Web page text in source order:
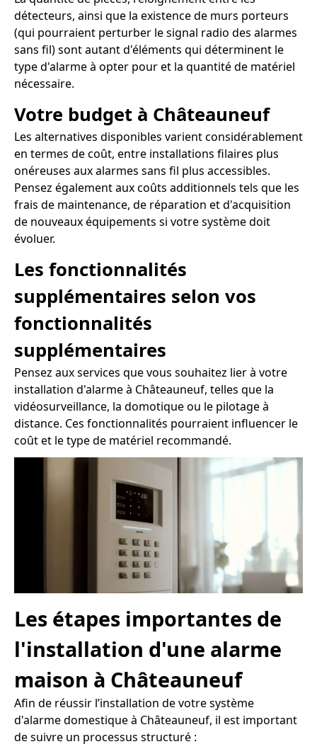
détecteurs, ainsi que la existence de murs porteurs
(qui pourraient perturber le signal radio des alarmes
sans fil) sont autant d'éléments qui déterminent le
type d'alarme à opter pour et la quantité de matériel
nécessaire.
Votre budget à Châteauneuf
Les alternatives disponibles varient considérablement
en termes de coût, entre installations filaires plus
onéreuses aux alarmes sans fil plus accessibles.
Pensez également aux coûts additionnels tels que les
frais de maintenance, de réparation et d'acquisition
de nouveaux équipements si votre système doit
évoluer.
Les fonctionnalités
supplémentaires selon vos
fonctionnalités
supplémentaires
Pensez aux services que vous souhaitez lier à votre
installation d'alarme à Châteauneuf, telles que la
vidéosurveillance, la domotique ou le pilotage à
distance. Ces fonctionnalités pourraient influencer le
coût et le type de matériel recommandé.
Les étapes importantes de
l'installation d'une alarme
maison à Châteauneuf
Afin de réussir l’installation de votre système
d'alarme domestique à Châteauneuf, il est important
de suivre un processus structuré :